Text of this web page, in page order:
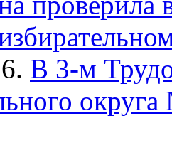
В 3-м